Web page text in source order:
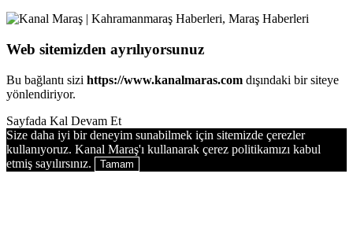
Web sitemizden ayrılıyorsunuz
Bu bağlantı sizi https://www.kanalmaras.com dışındaki bir siteye
yönlendiriyor.
Sayfada Kal Devam Et
Size daha iyi bir deneyim sunabilmek için sitemizde çerezler
kullanıyoruz. Kanal Maraş'ı kullanarak çerez politikamızı kabul
etmiş sayılırsınız.
Tamam